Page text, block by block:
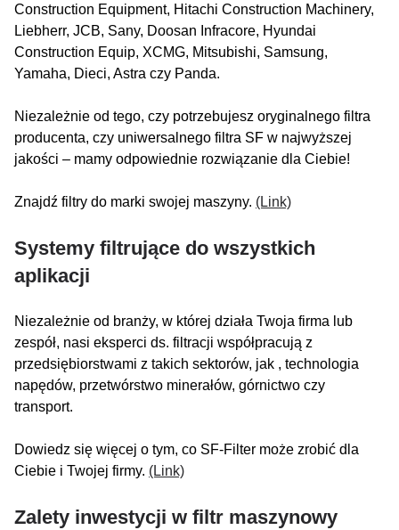
Construction Equipment, Hitachi Construction Machinery,
Liebherr, JCB, Sany, Doosan Infracore, Hyundai
Construction Equip, XCMG, Mitsubishi, Samsung,
Yamaha, Dieci, Astra czy Panda.
Niezależnie od tego, czy potrzebujesz oryginalnego filtra
producenta, czy uniwersalnego filtra SF w najwyższej
jakości – mamy odpowiednie rozwiązanie dla Ciebie!
Znajdź filtry do marki swojej maszyny. (Link)
Systemy filtrujące do wszystkich
aplikacji
Niezależnie od branży, w której działa Twoja firma lub
zespół, nasi eksperci ds. filtracji współpracują z
przedsiębiorstwami z takich sektorów, jak , technologia
napędów, przetwórstwo minerałów, górnictwo czy
transport.
Dowiedz się więcej o tym, co SF-Filter może zrobić dla
Ciebie i Twojej firmy. (Link)
Zalety inwestycji w filtr maszynowy